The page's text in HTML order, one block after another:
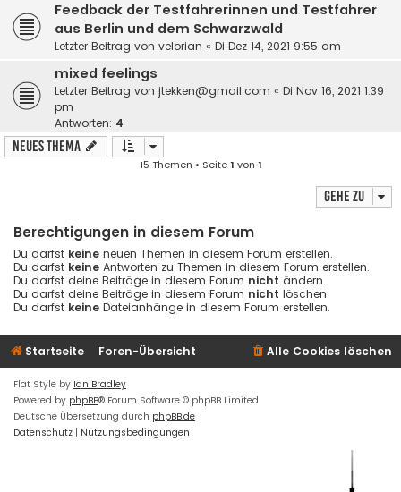
Feedback der Testfahrerinnen und Testfahrer
aus Berlin und dem Schwarzwald
Letzter Beitrag von velorian « Di Dez 14, 2021 9:55 am
mixed feelings
Letzter Beitrag von jtekken@gmail.com « Di Nov 16, 2021 1:39
pm
Antworten: 4
Neues Thema
15 Themen • Seite1 von 1
Gehe zu
Berechtigungen in diesem Forum
Du darfst keine neuen Themen in diesem Forum erstellen.
Du darfst keine Antworten zu Themen in diesem Forum erstellen.
Du darfst deine Beiträge in diesem Forum nicht ändern.
Du darfst deine Beiträge in diesem Forum nicht löschen.
Du darfst keine Dateianhänge in diesem Forum erstellen.
Startseite Foren-Übersicht Alle Cookies löschen
Flat Style by Ian Bradley
Powered by phpBB® Forum Software © phpBB Limited
Deutsche Übersetzung durch phpBB.de
Datenschutz | Nutzungsbedingungen